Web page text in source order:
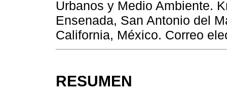
Urbanos y Medio Ambiente.
Ensenada, San Antonio del
California, México. Correo
RESUMEN